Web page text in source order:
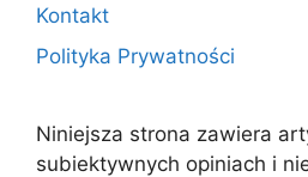
Kontakt
Polityka Prywatności
Niniejsza strona zawiera
subiektywnych opiniach i